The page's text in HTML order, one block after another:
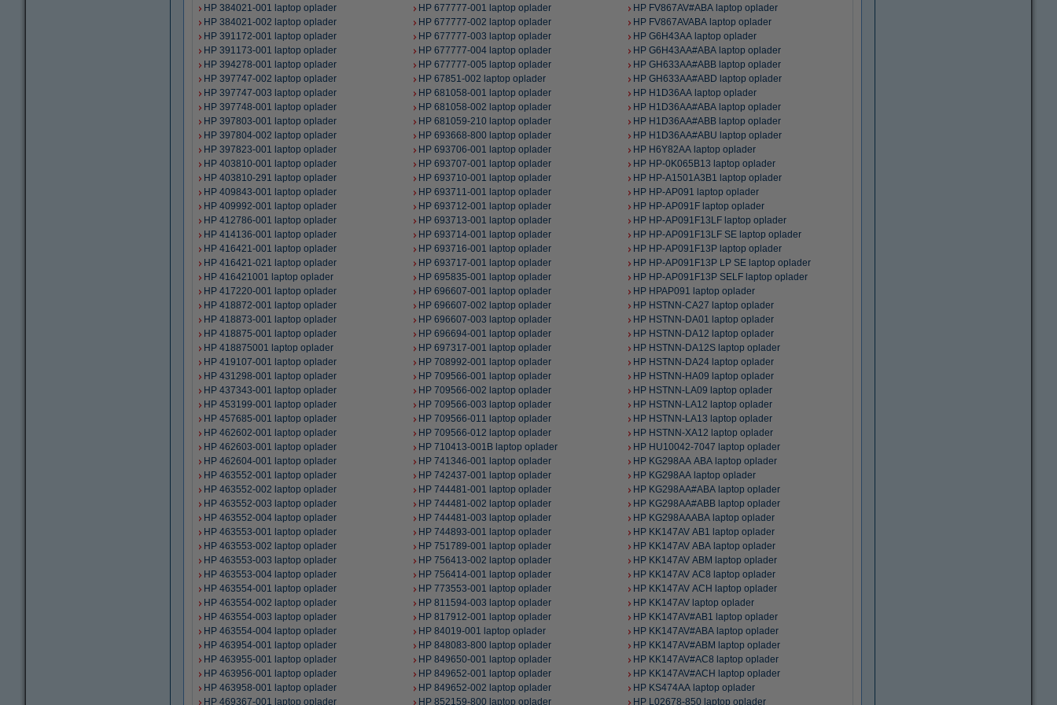
HP 384021-001 laptop oplader
HP 384021-002 laptop oplader
HP 391172-001 laptop oplader
HP 391173-001 laptop oplader
HP 394278-001 laptop oplader
HP 397747-002 laptop oplader
HP 397747-003 laptop oplader
HP 397748-001 laptop oplader
HP 397803-001 laptop oplader
HP 397804-002 laptop oplader
HP 397823-001 laptop oplader
HP 403810-001 laptop oplader
HP 403810-291 laptop oplader
HP 409843-001 laptop oplader
HP 409992-001 laptop oplader
HP 412786-001 laptop oplader
HP 414136-001 laptop oplader
HP 416421-001 laptop oplader
HP 416421-021 laptop oplader
HP 416421001 laptop oplader
HP 417220-001 laptop oplader
HP 418872-001 laptop oplader
HP 418873-001 laptop oplader
HP 418875-001 laptop oplader
HP 418875001 laptop oplader
HP 419107-001 laptop oplader
HP 431298-001 laptop oplader
HP 437343-001 laptop oplader
HP 453199-001 laptop oplader
HP 457685-001 laptop oplader
HP 462602-001 laptop oplader
HP 462603-001 laptop oplader
HP 462604-001 laptop oplader
HP 463552-001 laptop oplader
HP 463552-002 laptop oplader
HP 463552-003 laptop oplader
HP 463552-004 laptop oplader
HP 463553-001 laptop oplader
HP 463553-002 laptop oplader
HP 463553-003 laptop oplader
HP 463553-004 laptop oplader
HP 463554-001 laptop oplader
HP 463554-002 laptop oplader
HP 463554-003 laptop oplader
HP 463554-004 laptop oplader
HP 463954-001 laptop oplader
HP 463955-001 laptop oplader
HP 463956-001 laptop oplader
HP 463958-001 laptop oplader
HP 469367-001 laptop oplader
HP 677777-001 laptop oplader
HP 677777-002 laptop oplader
HP 677777-003 laptop oplader
HP 677777-004 laptop oplader
HP 677777-005 laptop oplader
HP 67851-002 laptop oplader
HP 681058-001 laptop oplader
HP 681058-002 laptop oplader
HP 681059-210 laptop oplader
HP 693668-800 laptop oplader
HP 693706-001 laptop oplader
HP 693707-001 laptop oplader
HP 693710-001 laptop oplader
HP 693711-001 laptop oplader
HP 693712-001 laptop oplader
HP 693713-001 laptop oplader
HP 693714-001 laptop oplader
HP 693716-001 laptop oplader
HP 693717-001 laptop oplader
HP 695835-001 laptop oplader
HP 696607-001 laptop oplader
HP 696607-002 laptop oplader
HP 696607-003 laptop oplader
HP 696694-001 laptop oplader
HP 697317-001 laptop oplader
HP 708992-001 laptop oplader
HP 709566-001 laptop oplader
HP 709566-002 laptop oplader
HP 709566-003 laptop oplader
HP 709566-011 laptop oplader
HP 709566-012 laptop oplader
HP 710413-001B laptop oplader
HP 741346-001 laptop oplader
HP 742437-001 laptop oplader
HP 744481-001 laptop oplader
HP 744481-002 laptop oplader
HP 744481-003 laptop oplader
HP 744893-001 laptop oplader
HP 751789-001 laptop oplader
HP 756413-002 laptop oplader
HP 756414-001 laptop oplader
HP 773553-001 laptop oplader
HP 811594-003 laptop oplader
HP 817912-001 laptop oplader
HP 84019-001 laptop oplader
HP 848083-800 laptop oplader
HP 849650-001 laptop oplader
HP 849652-001 laptop oplader
HP 849652-002 laptop oplader
HP 852159-800 laptop oplader
HP FV867AV#ABA laptop oplader
HP FV867AVABA laptop oplader
HP G6H43AA laptop oplader
HP G6H43AA#ABA laptop oplader
HP GH633AA#ABB laptop oplader
HP GH633AA#ABD laptop oplader
HP H1D36AA laptop oplader
HP H1D36AA#ABA laptop oplader
HP H1D36AA#ABB laptop oplader
HP H1D36AA#ABU laptop oplader
HP H6Y82AA laptop oplader
HP HP-0K065B13 laptop oplader
HP HP-A1501A3B1 laptop oplader
HP HP-AP091 laptop oplader
HP HP-AP091F laptop oplader
HP HP-AP091F13LF laptop oplader
HP HP-AP091F13LF SE laptop oplader
HP HP-AP091F13P laptop oplader
HP HP-AP091F13P LP SE laptop oplader
HP HP-AP091F13P SELF laptop oplader
HP HPAP091 laptop oplader
HP HSTNN-CA27 laptop oplader
HP HSTNN-DA01 laptop oplader
HP HSTNN-DA12 laptop oplader
HP HSTNN-DA12S laptop oplader
HP HSTNN-DA24 laptop oplader
HP HSTNN-HA09 laptop oplader
HP HSTNN-LA09 laptop oplader
HP HSTNN-LA12 laptop oplader
HP HSTNN-LA13 laptop oplader
HP HSTNN-XA12 laptop oplader
HP HU10042-7047 laptop oplader
HP KG298AA ABA laptop oplader
HP KG298AA laptop oplader
HP KG298AA#ABA laptop oplader
HP KG298AA#ABB laptop oplader
HP KG298AAABA laptop oplader
HP KK147AV AB1 laptop oplader
HP KK147AV ABA laptop oplader
HP KK147AV ABM laptop oplader
HP KK147AV AC8 laptop oplader
HP KK147AV ACH laptop oplader
HP KK147AV laptop oplader
HP KK147AV#AB1 laptop oplader
HP KK147AV#ABA laptop oplader
HP KK147AV#ABM laptop oplader
HP KK147AV#AC8 laptop oplader
HP KK147AV#ACH laptop oplader
HP KS474AA laptop oplader
HP L02678-850 laptop oplader